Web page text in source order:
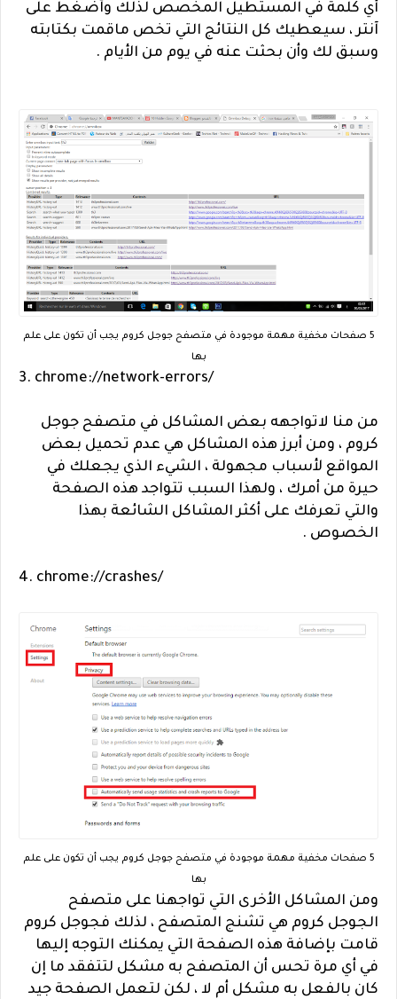
أي كلمة في المستطيل المخصص لذلك وآضغط على
آنتر ، سيعطيك كل النتائج التي تخص ماقمت بكتابته
وسبق لك وأن بحثت عنه في يوم من الأيام .
5 صفحات مخفية مهمة موجودة في متصفح جوجل كروم يجب أن تكون على علم
بها
3. chrome://network-errors/
من منا لاتواجهه بعض المشاكل في متصفح جوجل
كروم ، ومن أبرز هذه المشاكل هي عدم تحميل بعض
المواقع لأسباب مجهولة ، الشيء الذي يجعلك في
حيرة من أمرك ، ولهذا السبب تتواجد هذه الصفحة
والتي تعرفك على أكثر المشاكل الشائعة بهذا
الخصوص .
4. chrome://crashes/
5 صفحات مخفية مهمة موجودة في متصفح جوجل كروم يجب أن تكون على علم
بها
ومن المشاكل الأخرى التي تواجهنا على متصفح
الجوجل كروم هي تشنج المتصفح ، لذلك فجوجل كروم
قامت بإضافة هذه الصفحة التي يمكنك التوجه إليها
في أي مرة تحس أن المتصفح به مشكل لتتفقد ما إن
كان بالفعل به مشكل أم لا ، لكن لتعمل الصفحة جيد